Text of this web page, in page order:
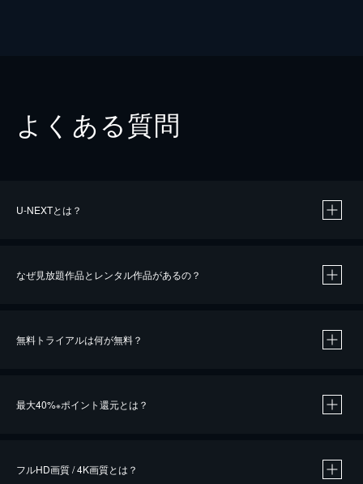
よくある質問
U-NEXTとは？
なぜ見放題作品とレンタル作品があるの？
無料トライアルは何が無料？
最大40%※ポイント還元とは？
フルHD画質 / 4K画質とは？